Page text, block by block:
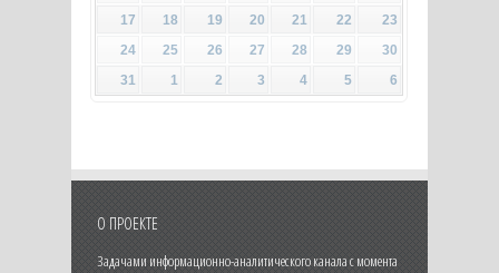
17
18 19 20 21 22
23
24
25 26 27 28 29
30
31
1 2 3 4 5 6
О ПРОЕКТЕ
Задачами информационно-аналитического канала с момента